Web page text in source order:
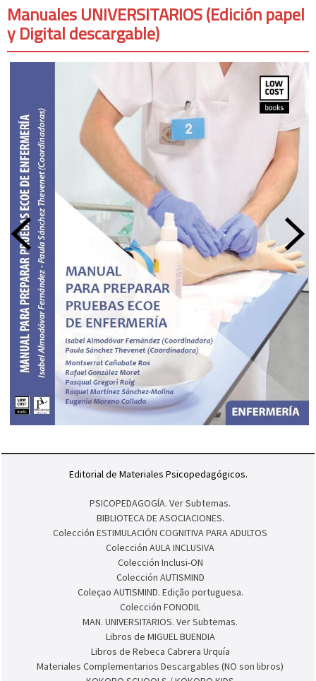
Manuales UNIVERSITARIOS (Edición papel
y Digital descargable)
Editorial de Materiales Psicopedagógicos.
PSICOPEDAGOGÍA. Ver Subtemas.
BIBLIOTECA DE ASOCIACIONES.
Colección ESTIMULACIÓN COGNITIVA PARA ADULTOS
Colección AULA INCLUSIVA
Colección Inclusi-ON
Colección AUTISMIND
Coleçao AUTISMIND. Edição portuguesa.
Colección FONODIL